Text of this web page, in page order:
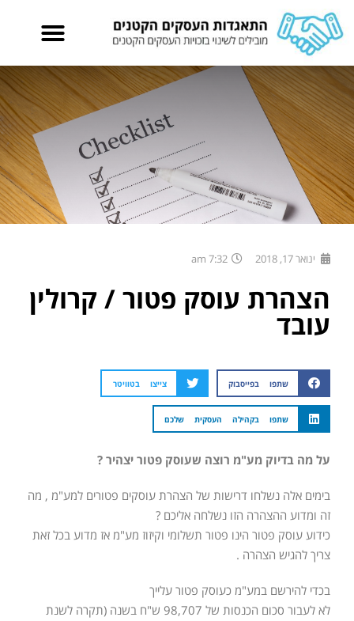
ינואר 17, 2018 7:32 am
הצהרת עוסק פטור / קרולין
עובד
שתפו בפייסבוק צייצו בטוויטר
שתפו בקהילה העסקית שלכם
על מה בדיוק מע"מ רוצה שעוסק פטור יצהיר ?
בימים אלה נשלחו דרישות של הצהרת עוסקים פטורים למע"מ , מה
זה ומדוע ההצהרה הזו נשלחה אליכם ?
כידוע עוסק פטור הינו פטור תשלומי וקיזוז מע"מ אז מדוע בכל זאת
צריך להגיש הצהרה .
בכדי להירשם במע"מ כעוסק פטור עלייך
לא לעבור סכום הכנסות של 98,707 ש"ח בשנה (תקרה לשנת